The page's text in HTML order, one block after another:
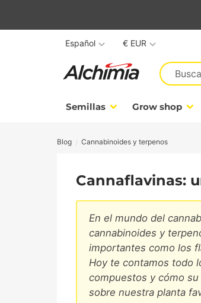
Semillas Grow shop
Español € EUR
Blog Cannabinoides y terpenos
Cannaflavinas:
En el mundo del
cannabinoides y
importantes como los
Hoy te contamos todo
compuestos y cómo
sobre nuestra planta